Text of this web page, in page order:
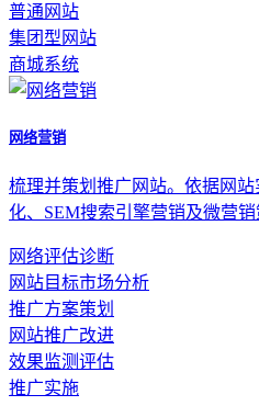
普通网站
集团型网站
商城系统
网络营销
梳理并策划推广网站。依据网
化、SEM搜索引擎营销及微营
网络评估诊断
网站目标市场分析
推广方案策划
网站推广改进
效果监测评估
推广实施